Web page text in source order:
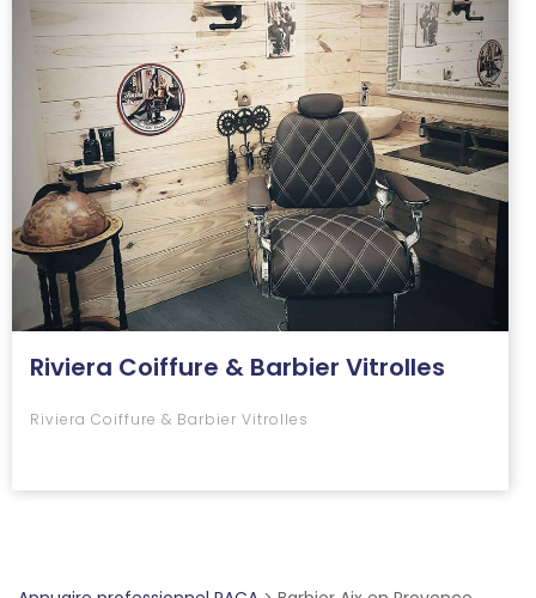
Riviera Coiffure & Barbier Vitrolles
Riviera Coiffure & Barbier Vitrolles